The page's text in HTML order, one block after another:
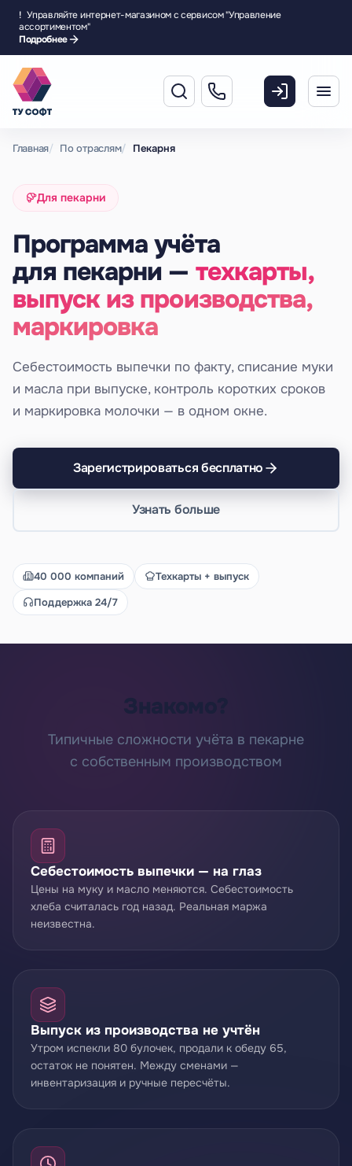
! Управляйте интернет-магазином с сервисом "Управление
ассортиментом"
Подробнее
Главная По отраслям Пекарня
Для пекарни
Программа учёта
для пекарни — техкарты,
выпуск из производства,
маркировка
Себестоимость выпечки по факту, списание муки
и масла при выпуске, контроль коротких сроков
и маркировка молочки — в одном окне.
Зарегистрироваться бесплатно
Узнать больше
40 000 компаний
Техкарты + выпуск
Поддержка 24/7
Знакомо?
Типичные сложности учёта в пекарне
с собственным производством
Себестоимость выпечки — на глаз
Цены на муку и масло меняются. Себестоимость
хлеба считалась год назад. Реальная маржа
неизвестна.
Выпуск из производства не учтён
Утром испекли 80 булочек, продали к обеду 65,
остаток не понятен. Между сменами —
инвентаризация и ручные пересчёты.